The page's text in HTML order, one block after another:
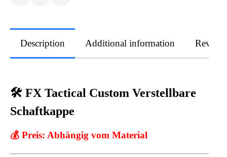
Description Additional information
🛠️ FX Tactical Custom Verstellbare
Schaftkappe
💰 Preis: Abhängig vom Material